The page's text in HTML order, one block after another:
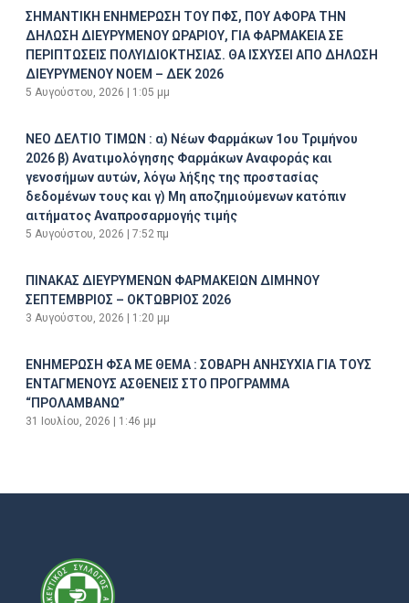
ΣΗΜΑΝΤΙΚΗ ΕΝΗΜΕΡΩΣΗ ΤΟΥ ΠΦΣ, ΠΟΥ ΑΦΟΡΑ ΤΗΝ
ΔΗΛΩΣΗ ΔΙΕΥΡΥΜΕΝΟΥ ΩΡΑΡΙΟΥ, ΓΙΑ ΦΑΡΜΑΚΕΙΑ ΣΕ
ΠΕΡΙΠΤΩΣΕΙΣ ΠΟΛΥΙΔΙΟΚΤΗΣΙΑΣ. ΘΑ ΙΣΧΥΣΕΙ ΑΠΟ ΔΗΛΩΣΗ
ΔΙΕΥΡΥΜΕΝΟΥ ΝΟΕΜ – ΔΕΚ 2026
5 Αυγούστου, 2026 1:05 μμ
ΝΕΟ ΔΕΛΤΙΟ ΤΙΜΩΝ : α) Νέων Φαρμάκων 1ου Τριμήνου
2026 β) Ανατιμολόγησης Φαρμάκων Αναφοράς και
γενοσήμων αυτών, λόγω λήξης της προστασίας
δεδομένων τους και γ) Μη αποζημιούμενων κατόπιν
αιτήματος Αναπροσαρμογής τιμής
5 Αυγούστου, 2026 7:52 πμ
ΠΙΝΑΚΑΣ ΔΙΕΥΡΥΜΕΝΩΝ ΦΑΡΜΑΚΕΙΩΝ ΔΙΜΗΝΟΥ
ΣΕΠΤΕΜΒΡΙΟΣ – ΟΚΤΩΒΡΙΟΣ 2026
3 Αυγούστου, 2026 1:20 μμ
ΕΝΗΜΕΡΩΣΗ ΦΣΑ ΜΕ ΘΕΜΑ : ΣΟΒΑΡΗ ΑΝΗΣΥΧΙΑ ΓΙΑ ΤΟΥΣ
ΕΝΤΑΓΜΕΝΟΥΣ ΑΣΘΕΝΕΙΣ ΣΤΟ ΠΡΟΓΡΑΜΜΑ
“ΠΡΟΛΑΜΒΑΝΩ”
31 Ιουλίου, 2026 1:46 μμ